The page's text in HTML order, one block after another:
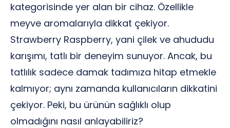
kategorisinde yer alan bir cihaz. Özellikle
meyve aromalarıyla dikkat çekiyor.
Strawberry Raspberry, yani çilek ve ahududu
karışımı, tatlı bir deneyim sunuyor. Ancak, bu
tatlılık sadece damak tadımıza hitap etmekle
kalmıyor; aynı zamanda kullanıcıların dikkatini
çekiyor. Peki, bu ürünün sağlıklı olup
olmadığını nasıl anlayabiliriz?